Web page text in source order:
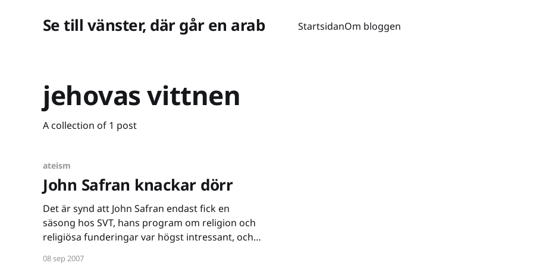
Se till vänster, där går en arab StartsidanOm bloggen
jehovas vittnen
A collection of 1 post
ateism
John Safran knackar dörr
Det är synd att John Safran endast fick en
säsong hos SVT, hans program om religion och
religiösa funderingar var högst intressant, och
08 sep 2007